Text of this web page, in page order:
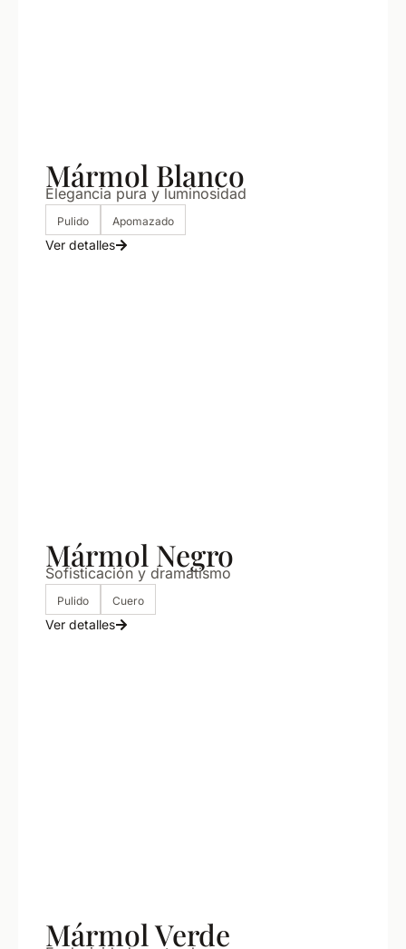
Mármol Blanco
Elegancia pura y luminosidad
Pulido Apomazado
Ver detalles
Mármol Negro
Sofisticación y dramatismo
Pulido Cuero
Ver detalles
Mármol Verde